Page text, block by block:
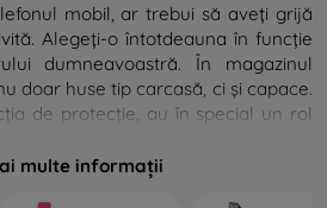
mobil, ar trebui să aveți grijă
Alegeți-o întotdeauna în funcție
dumneavoastră. În magazinul
doar huse tip carcasă, ci și capace.
de protecție, au în special un rol
poate fi numit și capac posterior.
multe informații